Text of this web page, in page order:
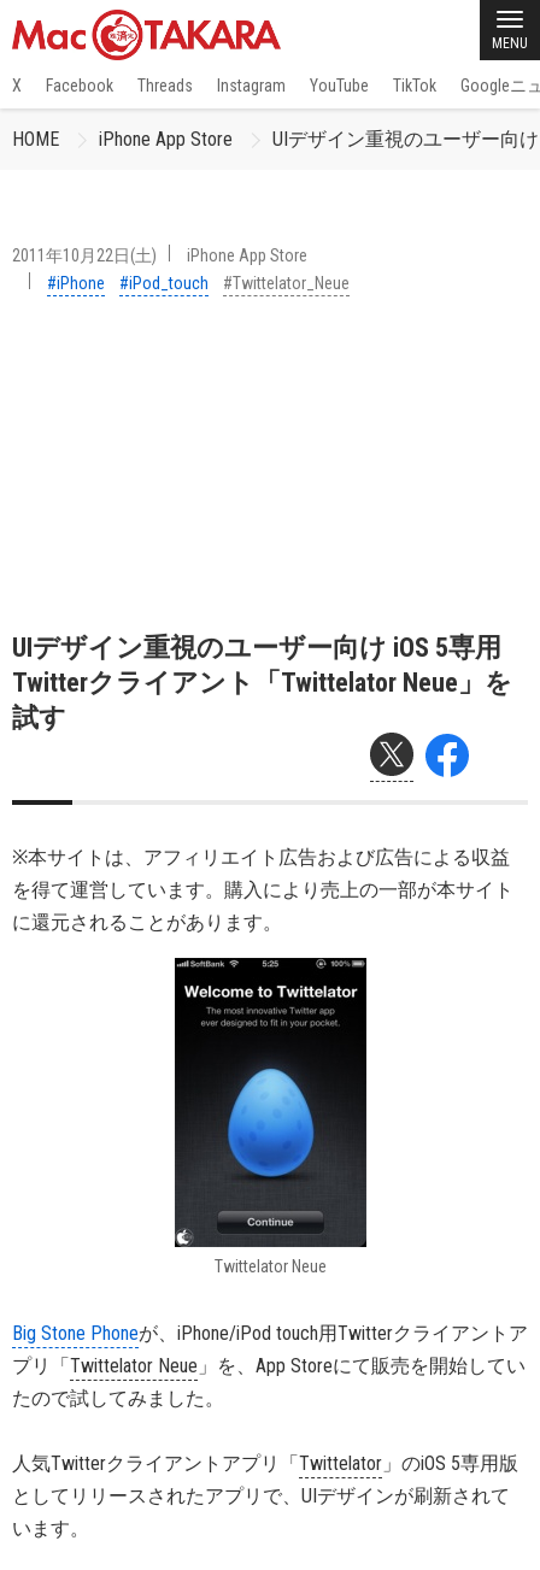
MENU
X Facebook Threads Instagram YouTube TikTok Googleニ
HOME iPhone App Store UIデザイン重視のユーザー向
2011年10月22日(土)
iPhone App Store
#iPhone
#iPod_touch #Twittelator_Neue
UIデザイン重視のユーザー向け iOS 5専用
Twitterクライアント「Twittelator Neue」を
試す
※本サイトは、アフィリエイト広告および広告による収益
を得て運営しています。購入により売上の一部が本サイト
に還元されることがあります。
Twittelator Neue
Big Stone Phoneが、iPhone/iPod touch用Twitterクライアントア
プリ「Twittelator Neue 」を、App Storeにて販売を開始してい
たので試してみました。
人気Twitterクライアントアプリ「Twittelator 」のiOS 5専用版
としてリリースされたアプリで、UIデザインが刷新されて
います。